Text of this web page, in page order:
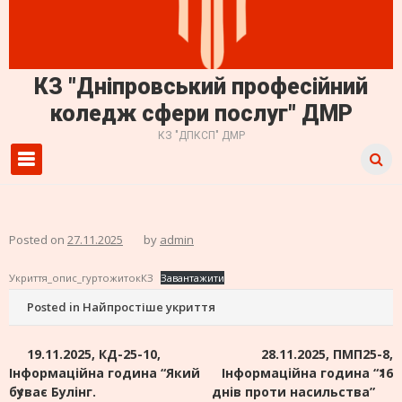
КЗ "Дніпровський професійний
коледж сфери послуг" ДМР
КЗ "ДПКСП" ДМР
Posted on 27.11.2025 by admin
Укриття_опис_гуртожитокКЗ Завантажити
Posted in Найпростіше укриття
Навігація
записів
19.11.2025, КД-25-10,
Інформаційна година “Який
буває Булінг.
28.11.2025, ПМП25-8,
Інформаційна година “16
днів проти насильства”